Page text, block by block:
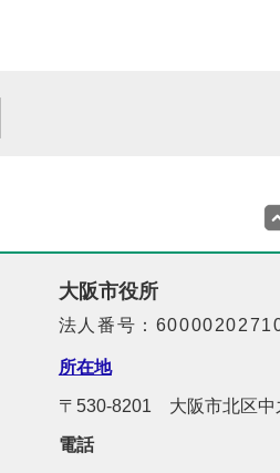
大阪市役所
法人番号：
所在地
〒530-8201 大阪市北区中
電話